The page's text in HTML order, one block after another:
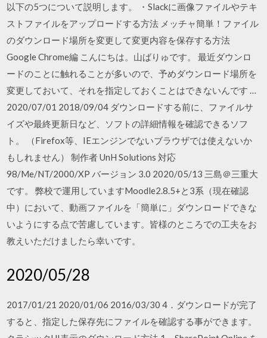
以下の5つについて説明します。 ・Slackに画像ファイルやテキ
ストファイルをアップロードする方法 メッチャ簡単！ファイル
のダウンロード場所を変更して変更内容を保存する方法
Google Chrome編 こんにちは。山ばりゅです。 最近ダウンロ
ードのことに触れることが多いので、予めダウンロード場所を
変更しておいて、それを指定しておくことはできないんです …
2020/07/01 2018/09/04 ダウンロードする前に、ファイルサ
イズや最終更新日など、ソフトの詳細情報を確認できるソフ
ト。 （Firefox等、IEエンジンでないブラウザでは使えないか
もしれません） 制作者 UnH Solutions 対応
98/Me/NT/2000/XP バージョン 3.0 2020/05/13 三島＠三重大
です。 弊校で運用していますMoodle2.8.5+と3系（現在確認
中）において、動画ファイルを「簡単に」ダウンロードできな
いようにする点で苦慮しています。皆様のところでの工夫をお
教えいただけましたら幸いです。
2020/05/28
2017/01/21 2020/01/06 2016/03/30 4．ダウンロードが完了
すると、指定した保存先にファイルを確認する事ができます。